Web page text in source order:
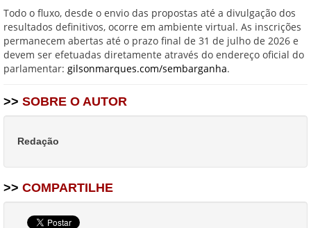
Todo o fluxo, desde o envio das propostas até a divulgação dos
resultados definitivos, ocorre em ambiente virtual. As inscrições
permanecem abertas até o prazo final de 31 de julho de 2026 e
devem ser efetuadas diretamente através do endereço oficial do
parlamentar: gilsonmarques.com/sembarganha.
>> SOBRE O AUTOR
Redação
>> COMPARTILHE